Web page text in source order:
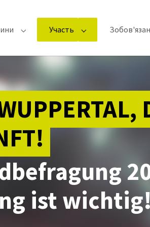
Submenu for "Останні новини"
Участь Submenu for
ist